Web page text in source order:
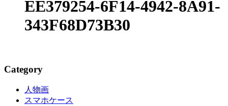
EE379254-6F14-4942-8A91-
343F68D73B30
Category
人物画
スマホケース